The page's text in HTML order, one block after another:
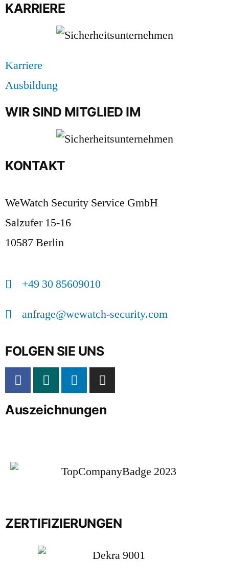
KARRIERE
Karriere
Ausbildung
WIR SIND MITGLIED IM
KONTAKT
WeWatch Security Service GmbH
Salzufer 15-16
10587 Berlin
+49 30 85609010
anfrage@wewatch-security.com
FOLGEN SIE UNS
Auszeichnungen
ZERTIFIZIERUNGEN